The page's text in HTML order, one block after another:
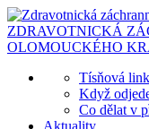
ZDRAVOTNICKÁ
OLOMOUCKÉHO
Tísňová
Když
Co dělat v
Aktuality